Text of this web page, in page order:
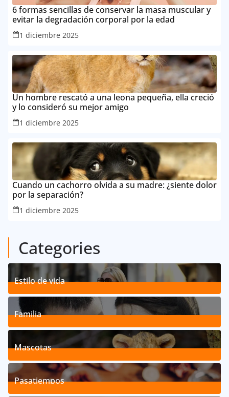
6 formas sencillas de conservar la masa muscular y
evitar la degradación corporal por la edad
1 diciembre 2025
Un hombre rescató a una leona pequeña, ella creció
y lo consideró su mejor amigo
1 diciembre 2025
Cuando un cachorro olvida a su madre: ¿siente dolor
por la separación?
1 diciembre 2025
Categories
Estilo de vida
192Posts
Familia
527Posts
Mascotas
119Posts
Pasatiempos